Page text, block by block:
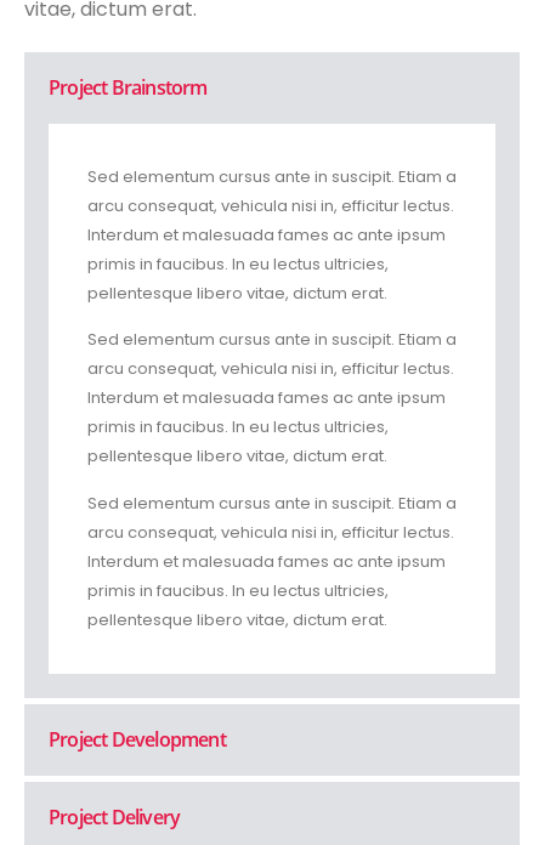
vitae, dictum erat.
Project Brainstorm
Sed elementum cursus ante in suscipit. Etiam a
arcu consequat, vehicula nisi in, efficitur lectus.
Interdum et malesuada fames ac ante ipsum
primis in faucibus. In eu lectus ultricies,
pellentesque libero vitae, dictum erat.
Sed elementum cursus ante in suscipit. Etiam a
arcu consequat, vehicula nisi in, efficitur lectus.
Interdum et malesuada fames ac ante ipsum
primis in faucibus. In eu lectus ultricies,
pellentesque libero vitae, dictum erat.
Sed elementum cursus ante in suscipit. Etiam a
arcu consequat, vehicula nisi in, efficitur lectus.
Interdum et malesuada fames ac ante ipsum
primis in faucibus. In eu lectus ultricies,
pellentesque libero vitae, dictum erat.
Project Development
Project Delivery